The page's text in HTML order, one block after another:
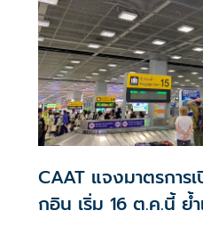
CAAT แจงมาตรการเ
กอิน เริ่ม 16 ต.ค.นี้ ย้